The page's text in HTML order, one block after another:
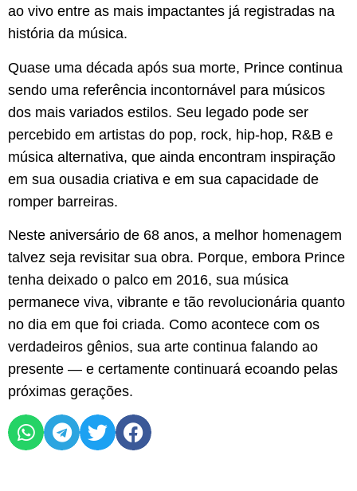
ao vivo entre as mais impactantes já registradas na
história da música.
Quase uma década após sua morte, Prince continua
sendo uma referência incontornável para músicos
dos mais variados estilos. Seu legado pode ser
percebido em artistas do pop, rock, hip-hop, R&B e
música alternativa, que ainda encontram inspiração
em sua ousadia criativa e em sua capacidade de
romper barreiras.
Neste aniversário de 68 anos, a melhor homenagem
talvez seja revisitar sua obra. Porque, embora Prince
tenha deixado o palco em 2016, sua música
permanece viva, vibrante e tão revolucionária quanto
no dia em que foi criada. Como acontece com os
verdadeiros gênios, sua arte continua falando ao
presente — e certamente continuará ecoando pelas
próximas gerações.